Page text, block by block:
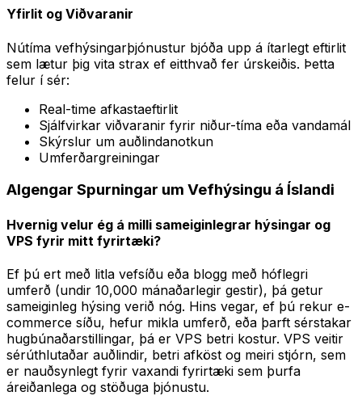
Yfirlit og Viðvaranir
Nútíma vefhýsingarþjónustur bjóða upp á ítarlegt eftirlit
sem lætur þig vita strax ef eitthvað fer úrskeiðis. Þetta
felur í sér:
Real-time afkastaeftirlit
Sjálfvirkar viðvaranir fyrir niður-tíma eða vandamál
Skýrslur um auðlindanotkun
Umferðargreiningar
Algengar Spurningar um Vefhýsingu á Íslandi
Hvernig velur ég á milli sameiginlegrar hýsingar og
VPS fyrir mitt fyrirtæki?
Ef þú ert með litla vefsíðu eða blogg með hóflegri
umferð (undir 10,000 mánaðarlegir gestir), þá getur
sameiginleg hýsing verið nóg. Hins vegar, ef þú rekur e-
commerce síðu, hefur mikla umferð, eða þarft sérstakar
hugbúnaðarstillingar, þá er VPS betri kostur. VPS veitir
sérúthlutaðar auðlindir, betri afköst og meiri stjórn, sem
er nauðsynlegt fyrir vaxandi fyrirtæki sem þurfa
áreiðanlega og stöðuga þjónustu.